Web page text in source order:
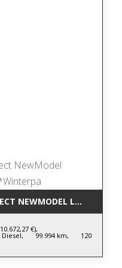
NEWMODEL
€),
Diesel, 99.994 km, 120